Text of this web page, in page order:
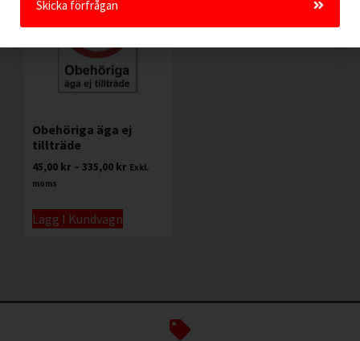
Obehöriga äga ej
tillträde
45,00 kr – 335,00 kr Exkl.
moms
Lägg I Kundvagn
Skicka förfrågan